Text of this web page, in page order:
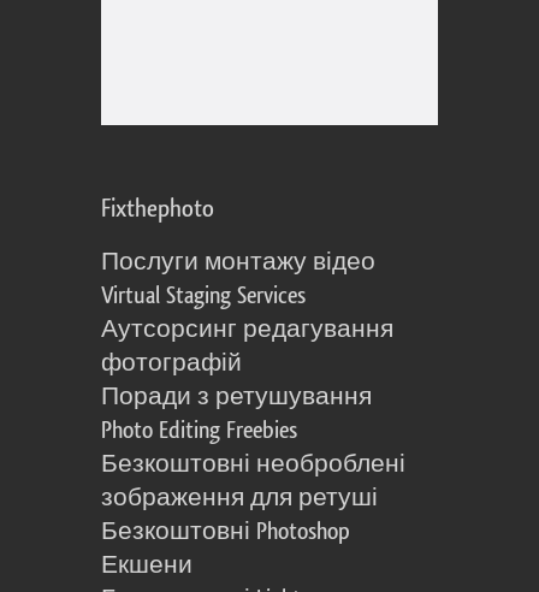
Fixthephoto
Послуги монтажу відео
Virtual Staging Services
Аутсорсинг редагування
фотографій
Поради з ретушування
Photo Editing Freebies
Безкоштовні необроблені
зображення для ретуші
Безкоштовні Photoshop
Екшени